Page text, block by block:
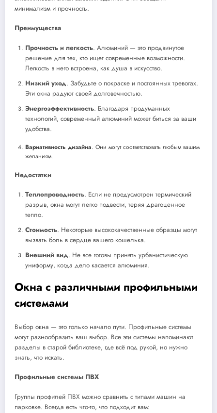
минимализм и прочность.
Преимущества
Прочность и легкость. Алюминий — это продвинутое
решение для тех, кто ищет современные возможности.
Легкость в него встроена, как душа в искусство.
Низкий уход. Забудьте о покраске и постоянных тревогах.
Эти окна радуют своей долговечностью.
Энергоэффективность. Благодаря продуманных
технологий, современный алюминий может биться за ваши
удобства.
Вариативность дизайна. Они могут соответствовать любым вашим
желаниям.
Недостатки
Теплопроводность. Если не предусмотрен термический
разрыв, окна могут легко подвести, теряя драгоценное
тепло.
Стоимость. Некоторые высококачественные образцы могут
вызвать боль в сердце вашего кошелька.
Внешний вид. Не все готовы принять урбанистическую
униформу, когда дело касается алюминия.
Окна с различными профильными
системами
Выбор окна — это только начало пути. Профильные системы
могут разнообразить ваш выбор. Все эти системы напоминают
разделы в старой библиотеке, где всё под рукой, но нужно
знать, что искать.
Профильные системы ПВХ
Группы профилей ПВХ можно сравнить с типами машин на
парковке. Всегда есть что-то, что подходит вам: